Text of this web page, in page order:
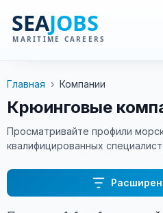
Главная › Компании
Крюинговые
Просматривайте профили
квалифицированных